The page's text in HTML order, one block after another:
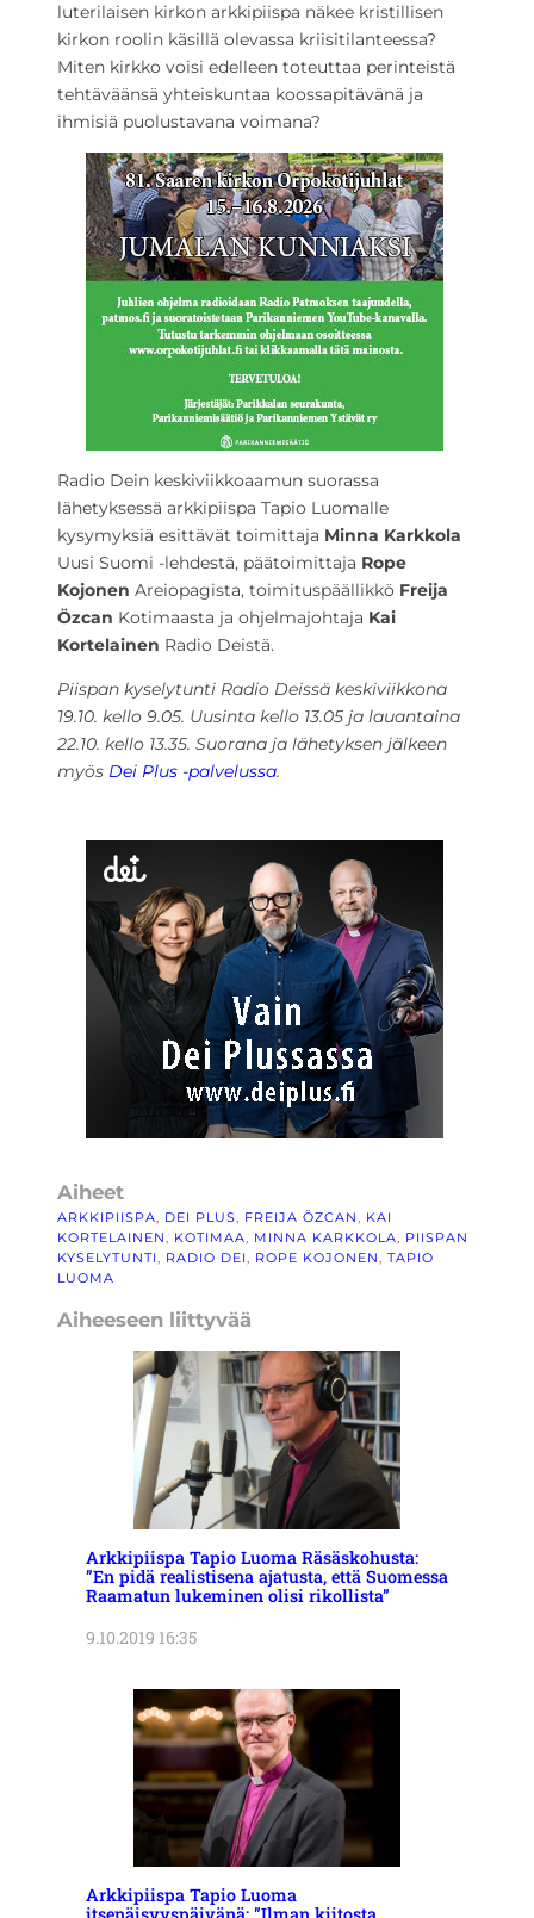
luterilaisen kirkon arkkipiispa näkee kristillisen
kirkon roolin käsillä olevassa kriisitilanteessa?
Miten kirkko voisi edelleen toteuttaa perinteistä
tehtäväänsä yhteiskuntaa koossapitävänä ja
ihmisiä puolustavana voimana?
Radio Dein keskiviikkoaamun suorassa
lähetyksessä arkkipiispa Tapio Luomalle
kysymyksiä esittävät toimittaja Minna Karkkola
Uusi Suomi -lehdestä, päätoimittaja Rope
Kojonen Areiopagista, toimituspäällikkö Freija
Özcan Kotimaasta ja ohjelmajohtaja Kai
Kortelainen Radio Deistä.
Piispan kyselytunti Radio Deissä keskiviikkona
19.10. kello 9.05. Uusinta kello 13.05 ja lauantaina
22.10. kello 13.35. Suorana ja lähetyksen jälkeen
myös Dei Plus -palvelussa.
Aiheet
ARKKIPIISPA, DEI PLUS, FREIJA ÖZCAN, KAI
KORTELAINEN, KOTIMAA, MINNA KARKKOLA, PIISPAN
KYSELYTUNTI, RADIO DEI, ROPE KOJONEN, TAPIO
LUOMA
Aiheeseen liittyvää
Arkkipiispa Tapio Luoma Räsäskohusta:
”En pidä realistisena ajatusta, että Suomessa
Raamatun lukeminen olisi rikollista”
9.10.2019 16:35
Arkkipiispa Tapio Luoma
itsenäisyyspäivänä: ”Ilman kiitosta